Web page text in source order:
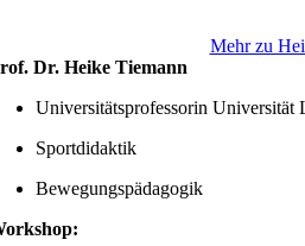
Mehr zu
Dr. Heike Tiemann
Universitätsprofessorin Universität
Sportdidaktik
Bewegungspädagogik